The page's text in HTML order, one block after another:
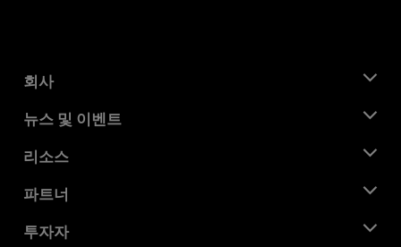
회사
AMD 소개
기업의 사회적 책임
채용
문의하기
뉴스 및 이벤트
뉴스룸
미디어 라이브러리
리소스
개발자 센트럴
사례 연구
파트너
AMD 파트너 허브
투자자